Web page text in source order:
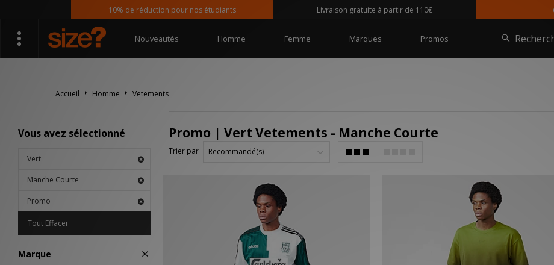
10% de réduction pour nos étudiants Livraison gratuite à partir de 110€
Nouveautés Homme Femme Marques Promos
Accueil Homme Vetements
Vous avez sélectionné
Vert
Manche Courte
Promo
Tout Effacer
Marque
Promo | Vert Vetements - Manche Courte
Trier par